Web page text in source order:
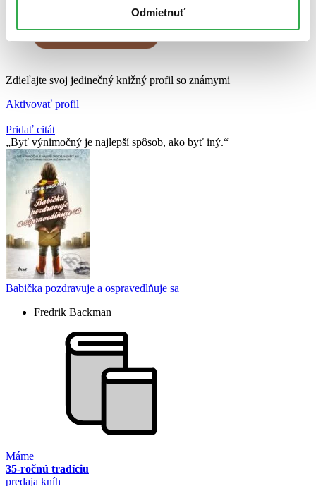
Odmietnuť
Zdieľajte svoj jedinečný knižný profil so známymi
Aktivovať profil
Pridať citát
Byť výnimočný je najlepší spôsob, ako byť iný.
Babička pozdravuje a ospravedlňuje sa
Fredrik Backman
Máme
35-ročnú tradíciu
predaja kníh